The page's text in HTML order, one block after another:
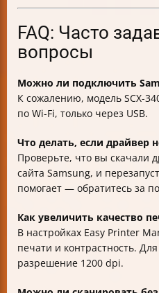
FAQ: Часто
вопросы
Можно ли подключить
К сожалению, модель SCX-
по Wi-Fi, только через USB.
Что делать, если драйвер
Проверьте, что вы скачали
сайта Samsung, и
помогает — обратитесь за
Как увеличить качество
В настройках Easy Printer
печати и контрастность.
разрешение 1200 dpi.